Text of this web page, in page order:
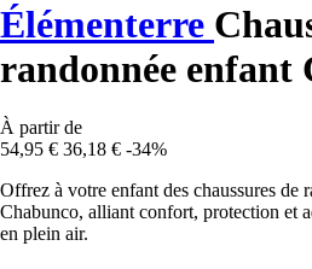
Élémenterre
randonnée enfant
À partir de
54,95 € 36,18 € -34%
Offrez à votre enfant des chaussures de
Chabunco, alliant confort, protection et
en plein air.